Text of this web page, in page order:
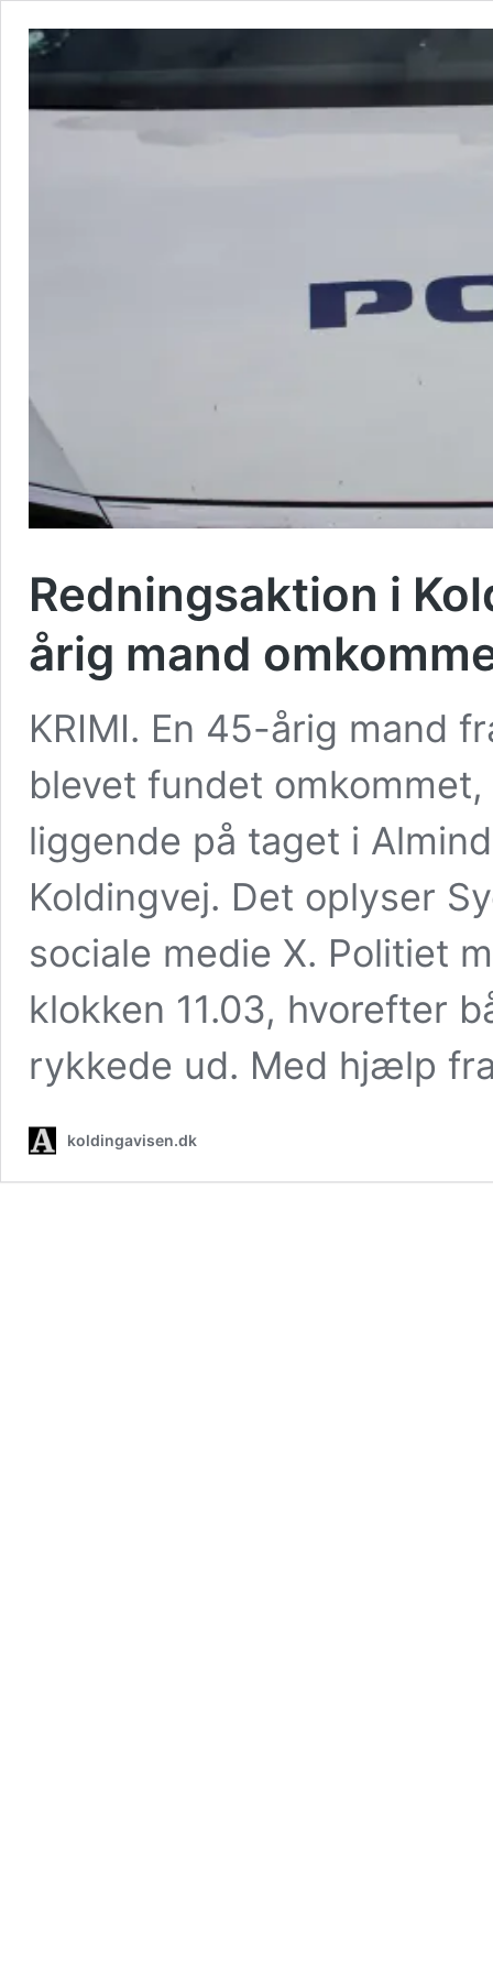
Redningsaktion i
årig mand
KRIMI. En 45-årig mand
blevet fundet
liggende på taget i
Koldingvej. Det oplyser
sociale medie X. Politiet
klokken 11.03, hvorefter
rykkede ud. Med hjælp
koldingavisen.dk